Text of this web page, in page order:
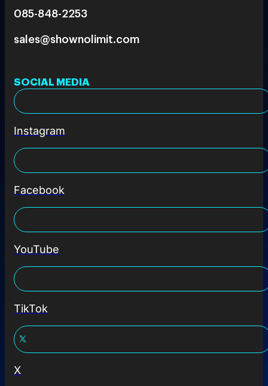
085-848-2253
sales@shownolimit.com
SOCIAL MEDIA
Instagram
Facebook
YouTube
TikTok
X